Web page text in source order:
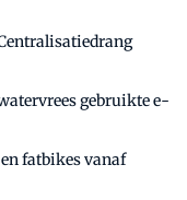
gebruikte e-
fatbikes vanaf